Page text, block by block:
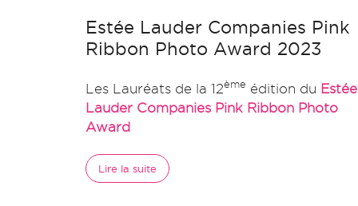
Estée Lauder Companies Pink
Ribbon Photo Award 2023
Les Lauréats de la 12ème édition du Estée
Lauder Companies Pink Ribbon Photo
Award
Lire la suite